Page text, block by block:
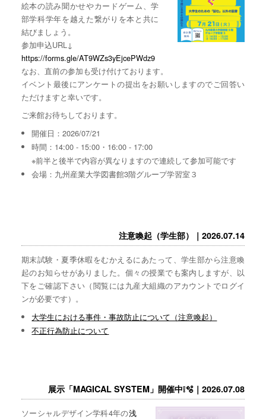
絵本の読み聞かせやカードゲーム、学
部学科学年を越えた繋がりを本と共に
結びましょう。
参加申込URL↓
https://forms.gle/AT9WZs3yEjcePWdz9
なお、直前の参加も受け付けております。
イベント最後にアンケートの提出をお願いしますのでご回答い
ただけますと幸いです。
ご来館お待ちしております。
開催日：2026/07/21
時間：14:00 - 15:00・16:00 - 17:00
※前半と後半で内容が異なりますので連続して参加可能です
会場：九州産業大学図書館3階グループ学習室３
注意喚起（学生部）｜2026.07.14
期末試験・夏季休暇をむかえるにあたって、学生部から注意喚
起のお知らせがありました。個々の授業でも案内しますが、以
下をご確認下さい（閲覧には九産大組織のアカウントでログイ
ンが必要です）。
大学生における事件・事故防止について（注意喚起）
不正行為防止について
展示「MAGICAL SYSTEM」開催中❕🫧｜2026.07.08
ソーシャルデザイン学科4年の浅